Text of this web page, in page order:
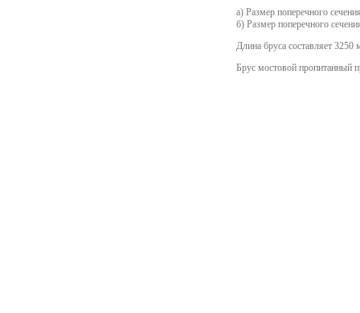
a) Размер поперечного
б) Размер поперечного
Длина бруса составляет 3250
Брус мостовой пропитанный